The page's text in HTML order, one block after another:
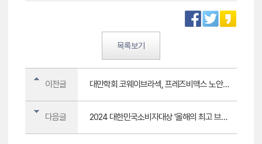
목록보기
이전글 대만학회 코웨이브라섹, 프레즈비맥스 노안수술 초청강연-정병훈 원장
다음글 2024 대한민국소비자대상 '올해의 최고 브랜드' 8년 연속 [의료서비스 부문]